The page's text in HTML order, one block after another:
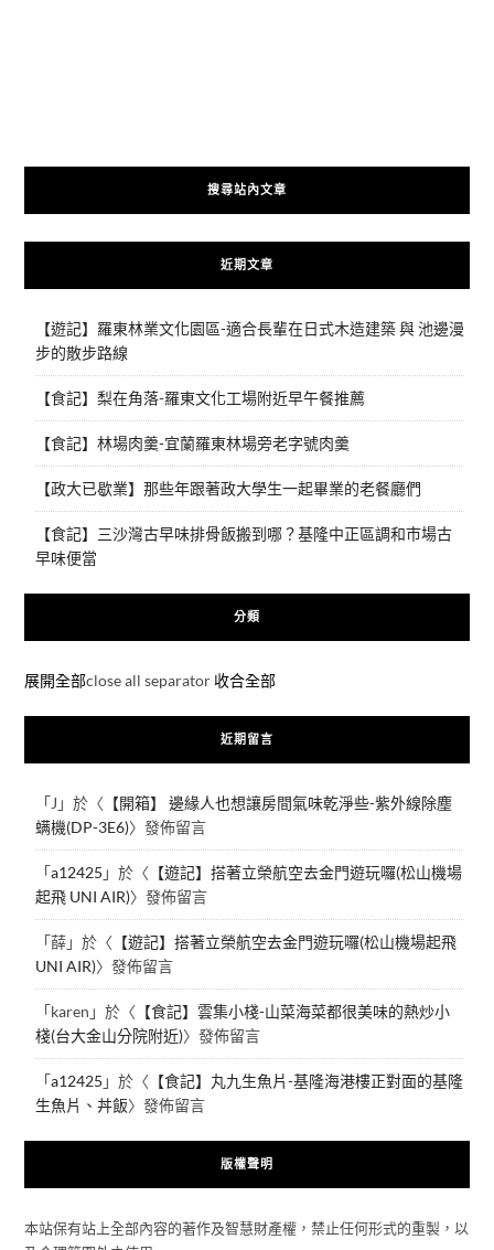
搜尋站內文章
近期文章
【遊記】羅東林業文化園區-適合長輩在日式木造建築 與 池邊漫
步的散步路線
【食記】梨在角落-羅東文化工場附近早午餐推薦
【食記】林場肉羹-宜蘭羅東林場旁老字號肉羹
【政大已歇業】那些年跟著政大學生一起畢業的老餐廳們
【食記】三沙灣古早味排骨飯搬到哪？基隆中正區調和市場古
早味便當
分類
展開全部close all separator 收合全部
近期留言
「J 」於〈 【開箱】 邊緣人也想讓房間氣味乾淨些-紫外線除塵
螨機(DP-3E6)〉發佈留言
「a12425 」於〈 【遊記】搭著立榮航空去金門遊玩囉(松山機場
起飛 UNI AIR)〉發佈留言
「薛」於〈 【遊記】搭著立榮航空去金門遊玩囉(松山機場起飛
UNI AIR)〉發佈留言
「 karen 」於〈 【食記】雲集小棧-山菜海菜都很美味的熱炒小
棧(台大金山分院附近)〉發佈留言
「a12425 」於〈 【食記】丸九生魚片-基隆海港樓正對面的基隆
生魚片、丼飯〉發佈留言
版權聲明
本站保有站上全部內容的著作及智慧財產權，禁止任何形式的重製，以